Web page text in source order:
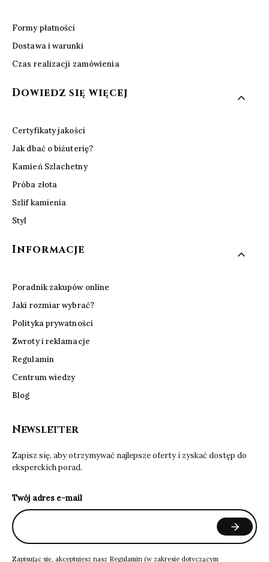
Formy płatności
Dostawa i warunki
Czas realizacji zamówienia
Dowiedz się więcej
Certyfikaty jakości
Jak dbać o biżuterię?
Kamień Szlachetny
Próba złota
Szlif kamienia
Styl
Informacje
Poradnik zakupów online
Jaki rozmiar wybrać?
Polityka prywatności
Zwroty i reklamacje
Regulamin
Centrum wiedzy
Blog
Newsletter
Zapisz się, aby otrzymywać najlepsze oferty i zyskać dostęp do
eksperckich porad.
Twój adres e-mail
Zapisując się, akceptujesz nasz Regulamin (w zakresie dotyczącym